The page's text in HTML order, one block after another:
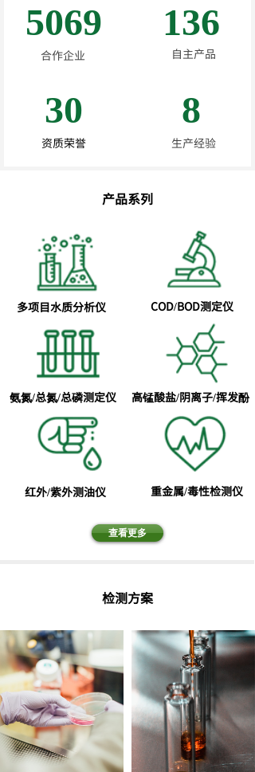
公司始终以客户为中心、以高新技术为支撑、以专业队伍
为依托，从研发、生产、销售到安装调试与维护，全过程
为客户提供优质服务。公司将持之以恒地为客户提供一流
的技术支持、产品支持和服务支持。
5069
合作企业
资质荣誉
30
自主产品
136
8
生产经验
产品系列
红外/紫外测油仪
高锰酸盐/阴离子/挥发酚
重金属/毒性检测仪
多项目水质分析仪 COD/BOD测定仪
氨氮/总氮/总磷测定仪
查看更多
检测方案